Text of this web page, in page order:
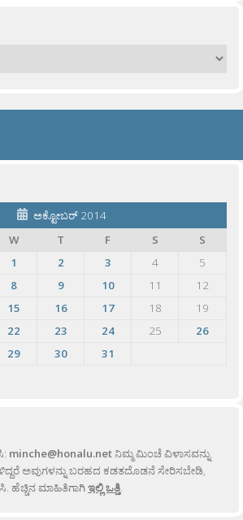
ಅಕ್ಟೋಬರ್ 2014
W T F S
S
1
2 3 4
5
8 9 10 11
12
15 16 17 18
19
22 23 24 25
26
29 30
31
minche@honalu.netನಿಮ್ಮ ಮಿಂಚೆ ವಿಳಾಸವನ್ನು
ಅವುಗಳನ್ನು ಬರಹದ ಕಡತದೊಡನೆ ಸೇರಿಸಬೇಡಿ,
ಹೆಚ್ಚಿನ ಮಾಹಿತಿಗಾಗಿಇಲ್ಲಿ ಒತ್ತಿ.